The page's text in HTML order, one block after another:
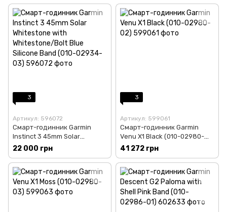
3
Артикул: 596072
Смарт-годинник Garmin
Instinct 3 45mm Solar
Whitestone with
Whitestone/Bolt Blue Silicone
Band (010-02934-03)
22 000 грн
3
Артикул: 599061
Смарт-годинник Garmin
Venu X1 Black (010-02980-
02)
41 272 грн